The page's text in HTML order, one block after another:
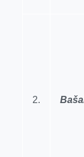
2.